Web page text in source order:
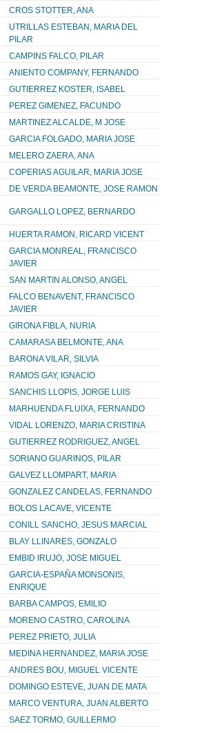
CROS STOTTER, ANA
UTRILLAS ESTEBAN, MARIA DEL
PILAR
CAMPINS FALCO, PILAR
ANIENTO COMPANY, FERNANDO
GUTIERREZ KOSTER, ISABEL
PEREZ GIMENEZ, FACUNDO
MARTINEZ ALCALDE, M JOSE
GARCIA FOLGADO, MARIA JOSE
MELERO ZAERA, ANA
COPERIAS AGUILAR, MARIA JOSE
DE VERDA BEAMONTE, JOSE RAMON
GARGALLO LOPEZ, BERNARDO
HUERTA RAMON, RICARD VICENT
GARCIA MONREAL, FRANCISCO
JAVIER
SAN MARTIN ALONSO, ANGEL
FALCO BENAVENT, FRANCISCO
JAVIER
GIRONA FIBLA, NURIA
CAMARASA BELMONTE, ANA
BARONA VILAR, SILVIA
RAMOS GAY, IGNACIO
SANCHIS LLOPIS, JORGE LUIS
MARHUENDA FLUIXA, FERNANDO
VIDAL LORENZO, MARIA CRISTINA
GUTIERREZ RODRIGUEZ, ANGEL
SORIANO GUARINOS, PILAR
GALVEZ LLOMPART, MARIA
GONZALEZ CANDELAS, FERNANDO
BOLOS LACAVE, VICENTE
CONILL SANCHO, JESUS MARCIAL
BLAY LLINARES, GONZALO
EMBID IRUJO, JOSE MIGUEL
GARCIA-ESPAÑA MONSONIS,
ENRIQUE
BARBA CAMPOS, EMILIO
MORENO CASTRO, CAROLINA
PEREZ PRIETO, JULIA
MEDINA HERNANDEZ, MARIA JOSE
ANDRES BOU, MIGUEL VICENTE
DOMINGO ESTEVE, JUAN DE MATA
MARCO VENTURA, JUAN ALBERTO
SAEZ TORMO, GUILLERMO